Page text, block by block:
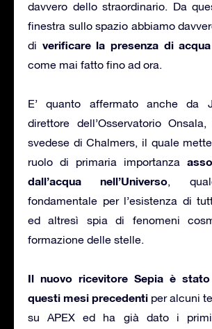
davvero dello straordinario. Da
finestra sullo spazio abbiamo
di verificare la presenza di acqua
come mai fatto fino ad ora.
E’ quanto affermato anche da
direttore dell’Osservatorio Onsala,
svedese di Chalmers, il quale
ruolo di primaria importanza
dall’acqua nell’Universo,
fondamentale per l’esistenza di
ed altresì spia di fenomeni
formazione delle stelle.
Il nuovo ricevitore Sepia è
questi mesi precedenti per alcuni
su APEX ed ha già dato i primi